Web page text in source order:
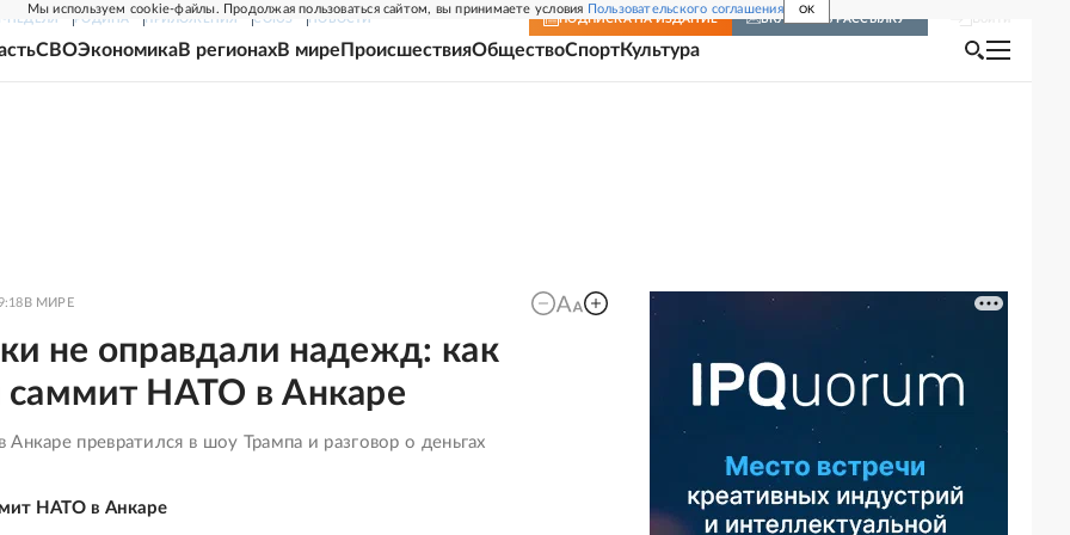
Мы используем cookie-файлы. Продолжая пользоваться сайтом, вы принимаете условия Пользовательского соглашения OK
НЕДЕЛЯ РОДИНА ПРИЛОЖЕНИЯ СОЮЗ НОВОСТИ ПОДПИСКА НА ИЗДАНИЕ ВКЛЮЧИТЬ РАССЫЛКУ
СВОЭкономикаВ регионахВ мире ПроисшествияОбществоСпортКультура
В МИРЕ
не оправдали надежд: как
НАТО в Анкаре
превратился в шоу Трампа и разговор о деньгах
НАТО в Анкаре